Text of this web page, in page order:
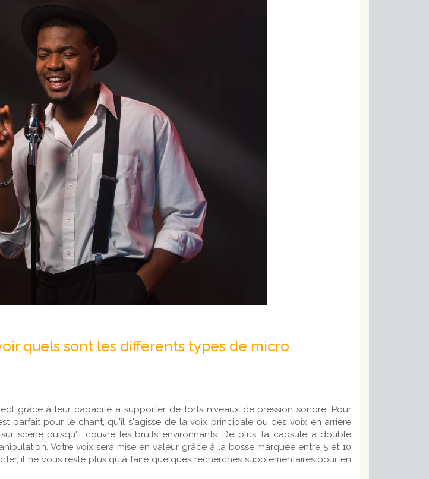
quels sont les différents types de micro
grâce à leur capacité à supporter de forts niveaux de pression sonore. Pour
parfait pour le chant, qu'il s'agisse de la voix principale ou des voix en arrière
scène puisqu'il couvre les bruits environnants. De plus, la capsule à double
Votre voix sera mise en valeur grâce à la bosse marquée entre 5 et 10
il ne vous reste plus qu'à faire quelques recherches supplémentaires pour en